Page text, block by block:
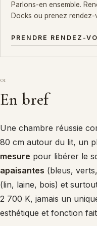
Parlons-en ensemble.
Docks ou prenez rendez-
PRENDRE RENDEZ-
01
En bref
Une chambre réussie
80 cm autour du lit, un
mesure pour libérer le
apaisantes (bleus,
(lin, laine, bois) et
2 700 K, jamais un
esthétique et fonction